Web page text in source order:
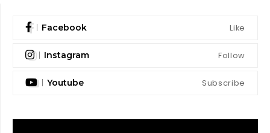
Facebook Like
Instagram Follow
Youtube Subscribe